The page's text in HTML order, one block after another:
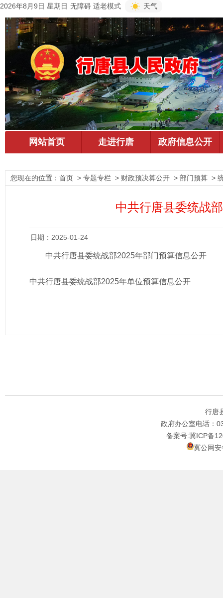
2026年8月9日 星期日 无障碍 适老模式 天气
您现在的位置： 首页 > 专题专栏 > 财政预决算公开 > 部门预算 >
中共行唐县委统战
日期：2025-01-24
中共行唐县委统战部2025年部门预算信息公开
中共行唐县委统战部2025年单位预算信息公开